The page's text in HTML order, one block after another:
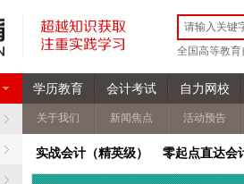
全国高等教
学历教育 会计考试 自力网校
关于我们 新闻焦点 活动预告
实战会计（精英级） 零起点直达会